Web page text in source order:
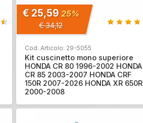
€ 25,59 25%
€ 34,12
Cod. Articolo: 29-5055
Kit cuscinetto mono superiore
HONDA CR 80 1996-2002 HONDA
CR 85 2003-2007 HONDA CRF
150R 2007-2026 HONDA XR 650R
2000-2008